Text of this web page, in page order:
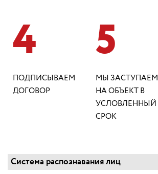
4
ПОДПИСЫВАЕМ
ДОГОВОР
5
МЫ ЗАСТУПАЕМ
НА ОБЪЕКТ В
УСЛОВЛЕННЫЙ
СРОК
Система распознавания лиц